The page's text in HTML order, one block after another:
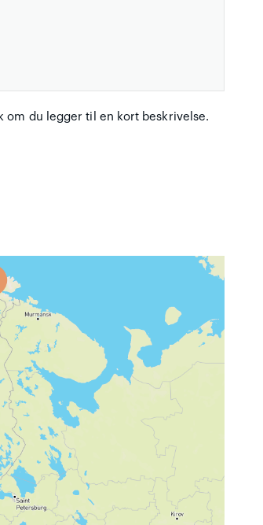
om du legger til en kort beskrivelse.